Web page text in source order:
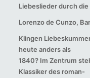
Liebeslieder durch
Lorenzo de Cunzo,
Klingen
heute anders als
1840? Im Zentrum
Klassiker des roman-